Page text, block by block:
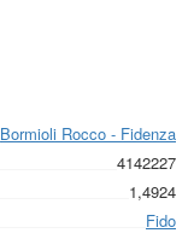
Bormioli Rocco - Fidenza
4142227
1,4924
Fido